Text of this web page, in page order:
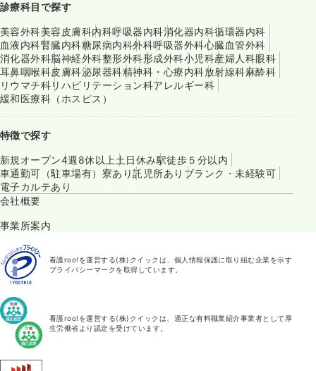
診療科目で探す
美容外科美容皮膚科内科呼吸器内科消化器内科循環器内科
血液内科腎臓内科糖尿病内科外科呼吸器外科心臓血管外科
消化器外科脳神経外科整形外科形成外科小児科産婦人科眼科
耳鼻咽喉科皮膚科泌尿器科精神科・心療内科放射線科麻酔科
リウマチ科リハビリテーション科アレルギー科
緩和医療科（ホスピス）
特徴で探す
新規オープン4週8休以上 土日休み駅徒歩５分以内
車通勤可（駐車場有） 寮あり託児所あり ブランク・未経験可
電子カルテあり
会社概要
事業所案内
看護roo!を運営する(株)クイックは、個人情報保護に取り組む企業を示す
プライバシーマークを取得しています。
看護roo!を運営する(株)クイックは、適正な有料職業紹介事業者として厚
生労働省より認定を受けています。